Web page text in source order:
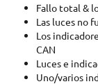
Fallo total &
Las luces no
Los
CAN
Luces e
Uno/varios